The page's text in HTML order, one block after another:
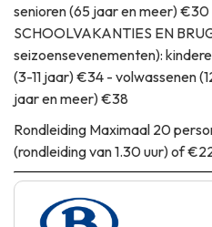
senioren (65 jaar en meer) €30
SCHOOLVAKANTIES EN
seizoensevenementen):
(3-11 jaar) €34 - volwassenen
jaar en meer) €38
Rondleiding Maximaal 20
(rondleiding van 1.30 uur) of